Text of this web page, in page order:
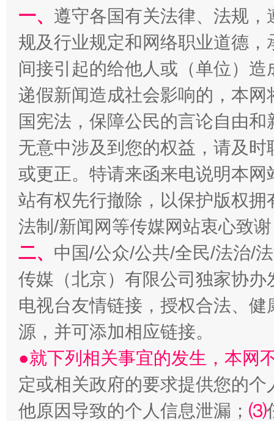
千年窑火 生生不息 一
揭开“小金库”的免责幌子
一、 遵守各国有关法律、法规
规及行业规定和网络职业道德
间接引起的给他人或（单位）
递假新闻造成社会影响的，本
国宪法，保障公民的言论自由
无意中涉及到您的权益，请及
或更正。特请来函来电说明本
站有权先行撤除，以保护版权
法制/新闻网等传媒网站衷心致
二、 中国/公众/公共/全民/法治/
传媒（北京）有限公司独家协
电视台友情链接，授权合法、
源，并可添加相应链接。
●就下列相关事宜的发生，本网
定或相关政府的要求提供您的个
他原因导致的个人信息泄漏； ⑶